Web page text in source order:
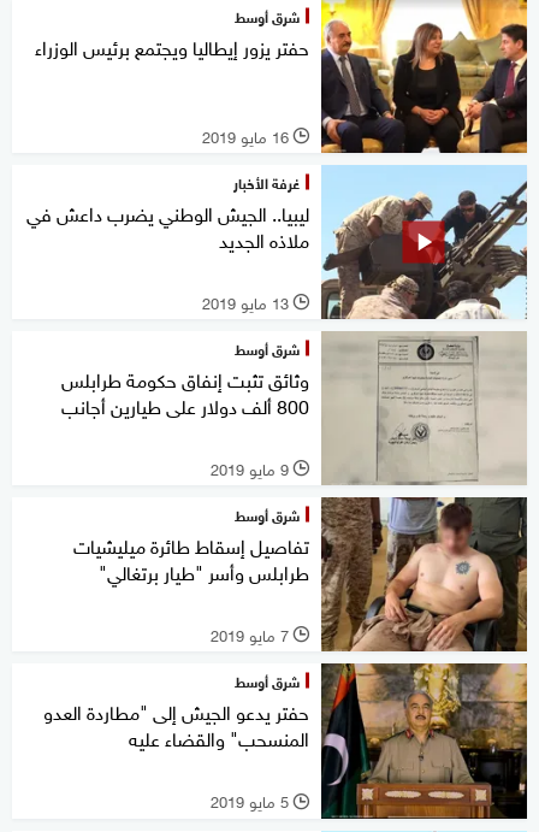
شرق أوسط
حفتر يزور إيطاليا ويجتمع برئيس الوزراء
l 16 مايو 2019
غرفة الأخبار
ليبيا.. الجيش الوطني يضرب داعش في
ملاذه الجديد
l 13 مايو 2019
شرق أوسط
وثائق تثبت إنفاق حكومة طرابلس
800 ألف دولار على طيارين أجانب
l 9 مايو 2019
شرق أوسط
تفاصيل إسقاط طائرة ميليشيات
طرابلس وأسر "طيار برتغالي"
l 7 مايو 2019
شرق أوسط
حفتر يدعو الجيش إلى "مطاردة العدو
المنسحب" والقضاء عليه
l 5 مايو 2019